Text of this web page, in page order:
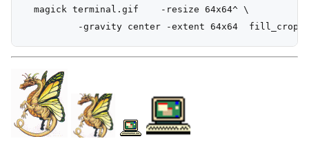
  magick terminal.gif    -resize 64x64^ \